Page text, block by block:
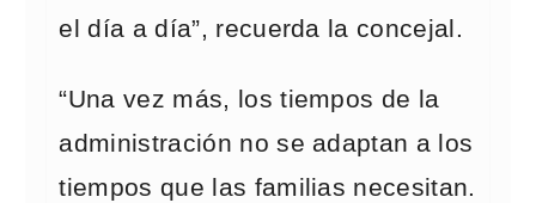
el día a día”, recuerda la concejal.
“Una vez más, los tiempos de la
administración no se adaptan a los
tiempos que las familias necesitan.